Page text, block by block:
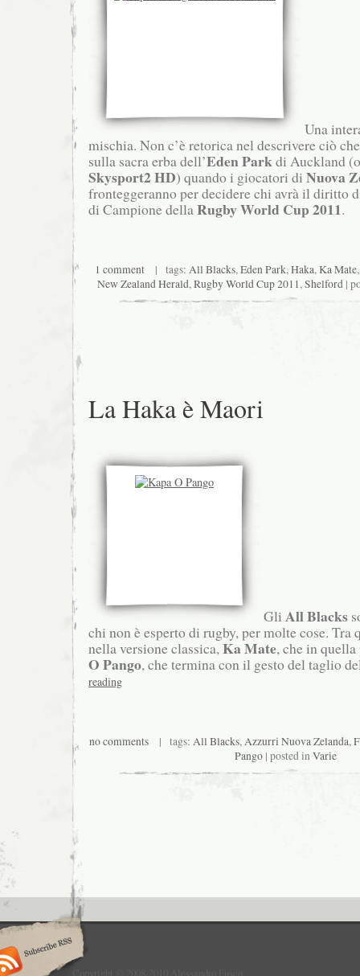
Una
mischia. Non c’è retorica nel descrivere ciò
sulla sacra erba dell’Eden Parkdi Auckland
Skysport2 HD) quando i giocatori di Nuova
fronteggeranno per decidere chi avrà il diritto
di Campione della Rugby World Cup 2011.
1 comment | tags: All Blacks,Eden Park,Haka,Ka Mate
New Zealand Herald,Rugby World Cup 2011,Shelford|
La Haka è Maori
Gli All Blacks
chi non è esperto di rugby, per molte cose. Tra
nella versione classica,Ka Mate, che in
O Pango, che termina con il gesto del taglio
reading
no comments| tags: All Blacks,Azzurri Nuova Zelanda,
Pango| posted inVarie